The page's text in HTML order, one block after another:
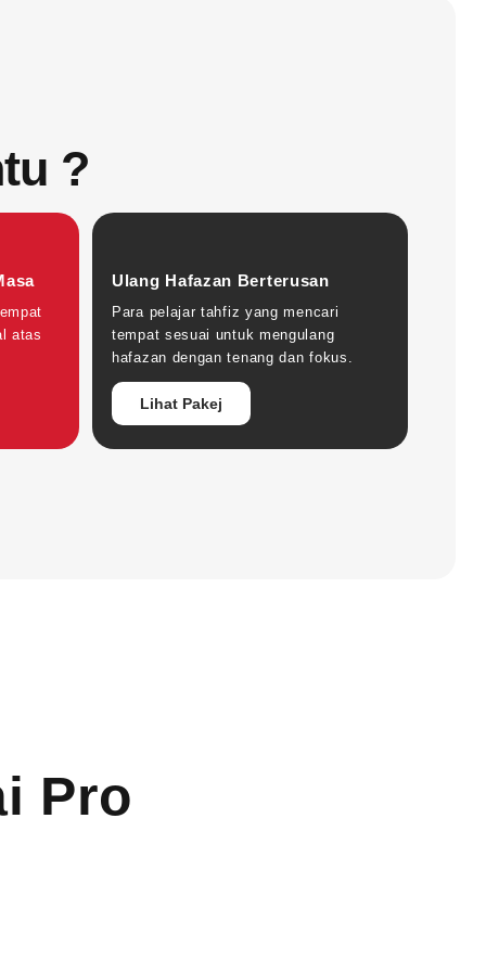
?
atas
Ulang Hafazan Berterusan
Para pelajar tahfiz yang mencari
tempat sesuai untuk mengulang
hafazan dengan tenang dan fokus.
Lihat Pakej
Pro